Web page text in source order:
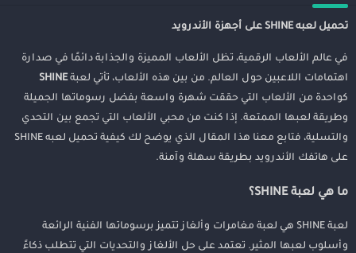
تحميل لعبه SHINE على أجهزة الأندرويد
في عالم الألعاب الرقمية، تظل الألعاب المميزة والجذابة دائمًا في صدارة
اهتمامات اللاعبين حول العالم. من بين هذه الألعاب، تأتي لعبةSHINE
كواحدة من الألعاب التي حققت شهرة واسعة بفضل رسوماتها الجميلة
وطريقة لعبها الممتعة. إذا كنت من محبي الألعاب التي تجمع بين التحدي
والتسلية، فتابع معنا هذا المقال الذي يوضح لك كيفية تحميل لعبه SHINE
على هاتفك الأندرويد بطريقة سهلة وآمنة.
ما هي لعبة SHINE؟
لعبة SHINE هي لعبة مغامرات وألغاز تتميز برسوماتها الفنية الرائعة
وأسلوب لعبها المثير. تعتمد على حل الألغاز والتحديات التي تتطلب ذكاءً